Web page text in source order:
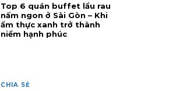
Top 6 quán buffet lẩu rau
nấm ngon ở Sài Gòn – Khi
ẩm thực xanh trở thành
niềm hạnh phúc
CHIA SẺ